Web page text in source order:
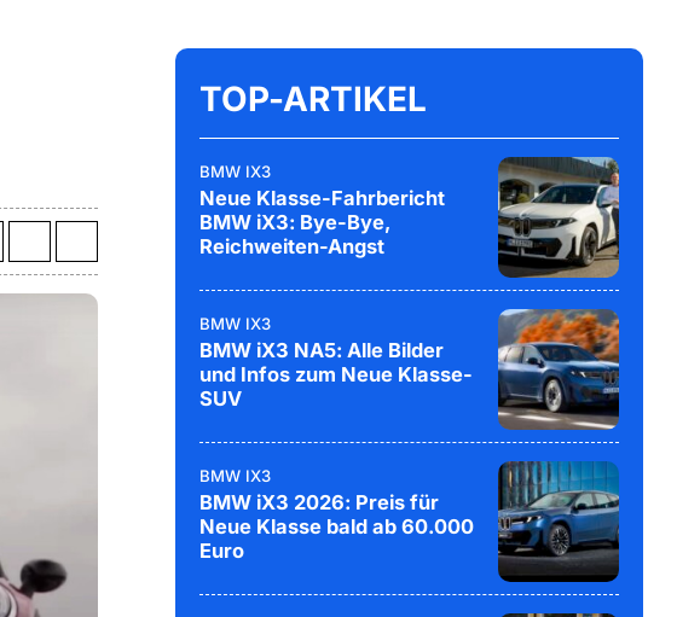
TOP-ARTIKEL
BMW IX3
Neue Klasse-Fahrbericht
BMW iX3: Bye-Bye,
Reichweiten-Angst
BMW IX3
BMW iX3 NA5: Alle Bilder
und Infos zum Neue Klasse-
SUV
BMW IX3
BMW iX3 2026: Preis für
Neue Klasse bald ab 60.000
Euro